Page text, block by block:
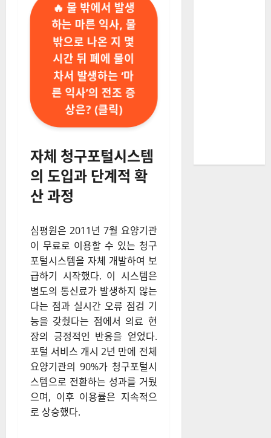
🔥 물 밖에서 발생
하는 마른 익사, 물
밖으로 나온 지 몇
시간 뒤 폐에 물이
차서 발생하는 ‘마
른 익사’의 전조 증
상은? (클릭)
자체 청구포털시스템
의 도입과 단계적 확
산 과정
심평원은 2011년 7월 요양기관
이 무료로 이용할 수 있는 청구
포털시스템을 자체 개발하여 보
급하기 시작했다. 이 시스템은
별도의 통신료가 발생하지 않는
다는 점과 실시간 오류 점검 기
능을 갖췄다는 점에서 의료 현
장의 긍정적인 반응을 얻었다.
포털 서비스 개시 2년 만에 전체
요양기관의 90%가 청구포털시
스템으로 전환하는 성과를 거뒀
으며, 이후 이용률은 지속적으
로 상승했다.